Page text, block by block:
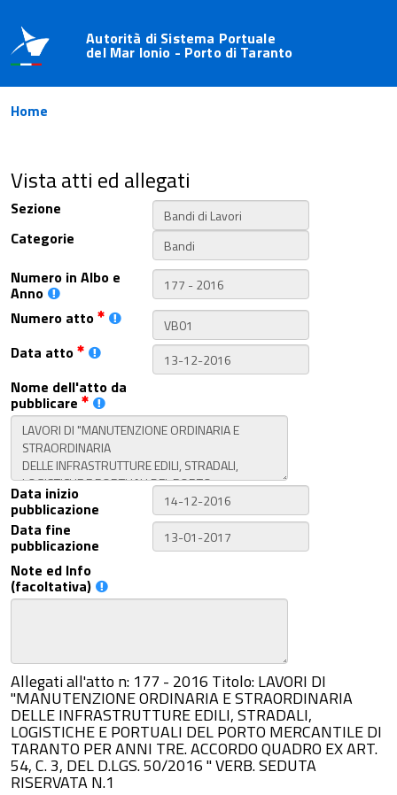
Autorità di Sistema Portuale
del Mar Ionio - Porto di Taranto
Home
Vista atti ed allegati
Sezione
Categorie
Numero in Albo e
Anno
Numero atto
Data atto
Nome dell'atto da
pubblicare
Data inizio
pubblicazione
Data fine
pubblicazione
Note ed Info
(facoltativa)
Allegati all'atto n: 177 - 2016 Titolo: LAVORI DI
"MANUTENZIONE ORDINARIA E STRAORDINARIA
DELLE INFRASTRUTTURE EDILI, STRADALI,
LOGISTICHE E PORTUALI DEL PORTO MERCANTILE DI
TARANTO PER ANNI TRE. ACCORDO QUADRO EX ART.
54, C. 3, DEL D.LGS. 50/2016 " VERB. SEDUTA
RISERVATA N.1